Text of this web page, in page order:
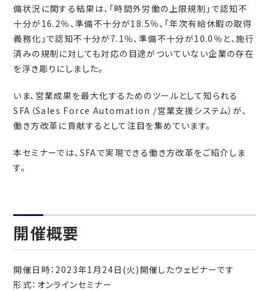
備状況に関する結果は、「時間外労働の上限規制」で認知不
十分が16.2％、準備不十分が18.5％、「年次有給休暇の取得
義務化」で認知不十分が7.1％、準備不十分が10.0％と、施行
済みの規制に対しても対応の目途がついていない企業の存在
を浮き彫りにしました。
いま、営業成果を最大化するためのツールとして知られる
SFA（Sales Force Automation /営業支援システム）が、
働き方改革に貢献するとして注目を集めています。
本セミナーでは、SFAで実現できる働き方改革をご紹介しま
す。
開催概要
開催日時：2023年1月24日(火)開催したウェビナーです
形式：オンラインセミナー